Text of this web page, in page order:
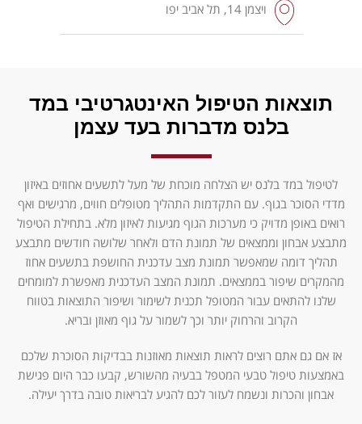
ויצמן‬ 14, תל אביב יפו
תוצאות הטיפול האינטגרטיבי במד
בלנס מדברות בעד עצמן
לטיפול במד בלנס יש הצלחה מוכחת של מעל לתשעים אחוזים באיזון
מדדי הסוכר בגוף. עם התקדמות התהליך מטופלים חווים, מרגישים ואף
רואים באופן מדויק כי מערכות הגוף מגיעות לאיזון מלא. בתחילת הטיפול
מתבצע אבחון וממצאים של תמונת הדם ולאחר שלושה חודשים מתבצע
תהליך דומה שמאפשר תמונת מצב עדכנית החושפת בתשעים אחוז
מהמקרים שיפור בממצאים. תמונת המצב העדכנית מאפשרת למומחים
שלנו להתאים עבור המטופל תכנית לשימור ושיפור התוצאות בטווח
הקרוב והרחוק יותר וכך לשמור על גוף מאוזן ובריא.
אז אם גם אתם רוצים לראות תוצאות מאוזנות בבדיקות הסוכרת שלכם
באמצעות טיפול טבעי המטפל בבעיה מהשורש, קבעו כבר היום פגישת
אבחון והכרות ונשמח לעזור לכם להגיע לבריאות טובה בדרך יעילה.